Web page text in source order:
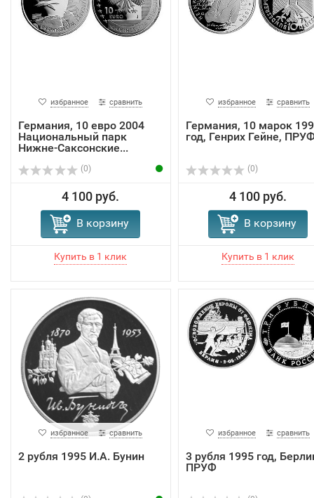
избранное сравнить
Германия, 10 евро 2004
Национальный парк
Нижне-Саксонские...
(0)
4 100 руб.
В корзину
избранное сравнить
Германия, 10 марок
год, Генрих Гейне,
(0)
4 100 руб.
В корзину
избранное сравнить
2 рубля 1995 И.А. Бунин
избранное сравнить
3 рубля 1995 год,
ПРУФ